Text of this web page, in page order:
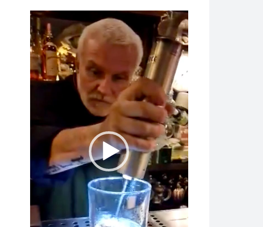
Video
Player